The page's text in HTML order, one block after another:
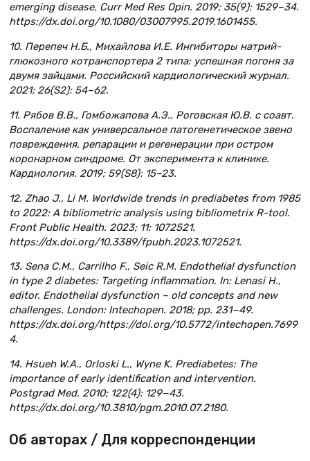
emerging disease. Curr Med Res Opin. 2019; 35(9): 1529–34.
https://dx.doi.org/10.1080/03007995.2019.1601455.
10. Перепеч Н.Б., Михайлова И.Е. Ингибиторы натрий-
глюкозного котранспортера 2 типа: успешная погоня за
двумя зайцами. Российский кардиологический журнал.
2021; 26(S2): 54–62.
11. Рябов В.В., Гомбожапова А.Э., Роговская Ю.В. с соавт.
Воспаление как универсальное патогенетическое звено
повреждения, репарации и регенерации при остром
коронарном синдроме. От эксперимента к клинике.
Кардиология. 2019; 59(S8): 15–23.
12. Zhao J., Li M. Worldwide trends in prediabetes from 1985
to 2022: A bibliometric analysis using bibliometrix R-tool.
Front Public Health. 2023; 11: 1072521.
https://dx.doi.org/10.3389/fpubh.2023.1072521.
13. Sena C.M., Carrilho F., Seic R.M. Endothelial dysfunction
in type 2 diabetes: Targeting inflammation. In: Lenasi H.,
editor. Endothelial dysfunction – old concepts and new
challenges. London: Intechopen. 2018; pp. 231−49.
https://dx.doi.org/https://doi.org/10.5772/intechopen.7699
4.
14. Hsueh W.A., Orloski L., Wyne K. Prediabetes: The
importance of early identification and intervention.
Postgrad Med. 2010; 122(4): 129−43.
https://dx.doi.org/10.3810/pgm.2010.07.2180.
Об авторах / Для корреспонденции